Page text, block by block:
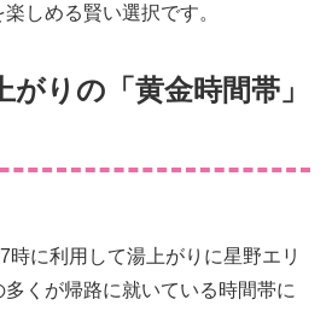
しめる賢い選択です。
がりの「黄金時間帯」
時に利用して湯上がりに星野エリ
くが帰路に就いている時間帯に